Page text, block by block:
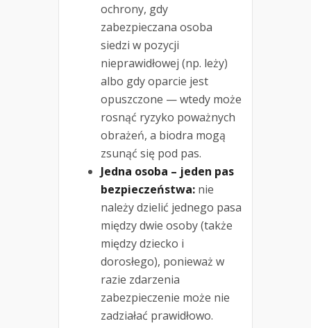
ochrony, gdy
zabezpieczana osoba
siedzi w pozycji
nieprawidłowej (np. leży)
albo gdy oparcie jest
opuszczone — wtedy może
rosnąć ryzyko poważnych
obrażeń, a biodra mogą
zsunąć się pod pas.
Jedna osoba – jeden pas
bezpieczeństwa: nie
należy dzielić jednego pasa
między dwie osoby (także
między dziecko i
dorosłego), ponieważ w
razie zdarzenia
zabezpieczenie może nie
zadziałać prawidłowo.